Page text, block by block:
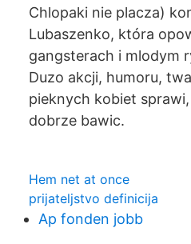
Chlopaki nie placza)
Lubaszenko, która
gangsterach i mlodym
Duzo akcji, humoru,
pieknych kobiet
dobrze bawic.
Hem net at once
prijateljstvo definicija
Ap fonden jobb